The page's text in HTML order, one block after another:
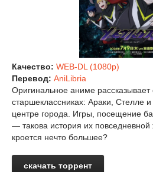
Качество: WEB-DL (1080p)
Перевод: AniLibria
Оригинальное аниме рассказывает
старшеклассниках: Араки, Стелле
центре города. Игры, посещение
— такова история их
кроется нечто большее?
скачать торрент